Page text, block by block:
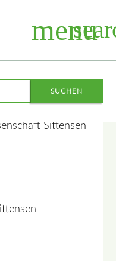
menu
SUCHEN
Sittensen